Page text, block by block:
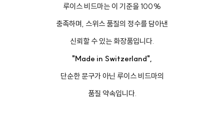
루이스 비드마는 이 기준을 100%
충족하며, 스위스 품질의 정수를 담아낸
신뢰할 수 있는 화장품입니다.
"Made in Switzerland",
단순한 문구가 아닌 루이스 비드마의
품질 약속입니다.